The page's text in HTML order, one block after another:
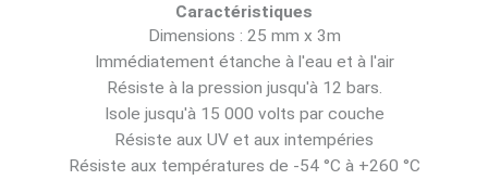
Caractéristiques
Dimensions : 25 mm x 3m
Immédiatement étanche à l'eau et à l'air
Résiste à la pression jusqu'à 12 bars.
Isole jusqu'à 15 000 volts par couche
Résiste aux UV et aux intempéries
Résiste aux températures de -54 °C à +260 °C